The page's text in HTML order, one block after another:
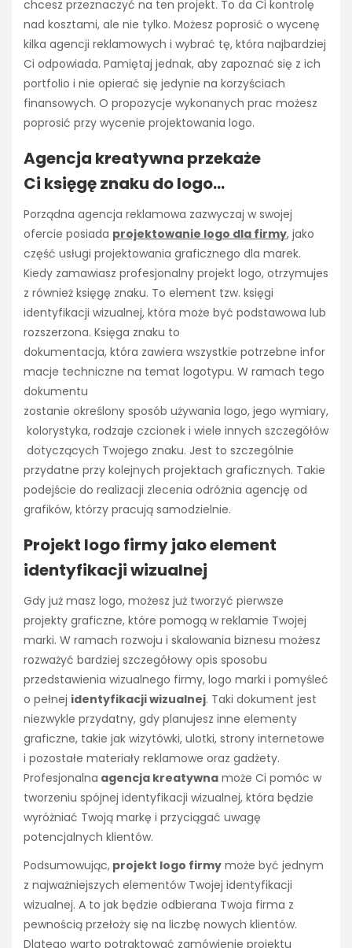
chcesz przeznaczyć na ten projekt. To da Ci kontrolę
nad kosztami, ale nie tylko. Możesz poprosić o wycenę
kilka agencji reklamowych i wybrać tę, która najbardziej
Ci odpowiada. Pamiętaj jednak, aby zapoznać się z ich
portfolio i nie opierać się jedynie na korzyściach
finansowych. O propozycje wykonanych prac możesz
poprosić przy wycenie projektowania logo.
Agencja kreatywna przekaże
Ci księgę znaku do logo…
Porządna agencja reklamowa zazwyczaj w swojej
ofercie posiada projektowanie logo dla firmy, jako
część usługi projektowania graficznego dla marek.
Kiedy zamawiasz profesjonalny projekt logo, otrzymujes
z również księgę znaku. To element tzw. księgi
identyfikacji wizualnej, która może być podstawowa lub
rozszerzona. Księga znaku to
dokumentacja, która zawiera wszystkie potrzebne infor
macje techniczne na temat logotypu. W ramach tego
dokumentu
zostanie określony sposób używania logo, jego wymiary,
kolorystyka, rodzaje czcionek i wiele innych szczegółów
dotyczących Twojego znaku. Jest to szczególnie
przydatne przy kolejnych projektach graficznych. Takie
podejście do realizacji zlecenia odróżnia agencję od
grafików, którzy pracują samodzielnie.
Projekt logo firmy jako element
identyfikacji wizualnej
Gdy już masz logo, możesz już tworzyć pierwsze
projekty graficzne, które pomogą w reklamie Twojej
marki. W ramach rozwoju i skalowania biznesu możesz
rozważyć bardziej szczegółowy opis sposobu
przedstawienia wizualnego firmy, logo marki i pomyśleć
o pełnej identyfikacji wizualnej. Taki dokument jest
niezwykle przydatny, gdy planujesz inne elementy
graficzne, takie jak wizytówki, ulotki, strony internetowe
i pozostałe materiały reklamowe oraz gadżety.
Profesjonalna agencja kreatywna może Ci pomóc w
tworzeniu spójnej identyfikacji wizualnej, która będzie
wyróżniać Twoją markę i przyciągać uwagę
potencjalnych klientów.
Podsumowując, projekt logo firmy może być jednym
z najważniejszych elementów Twojej identyfikacji
wizualnej. A to jak będzie odbierana Twoja firma z
pewnością przełoży się na liczbę nowych klientów.
Dlatego warto potraktować zamówienie projektu